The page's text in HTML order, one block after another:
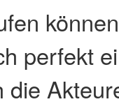
perfekt
die